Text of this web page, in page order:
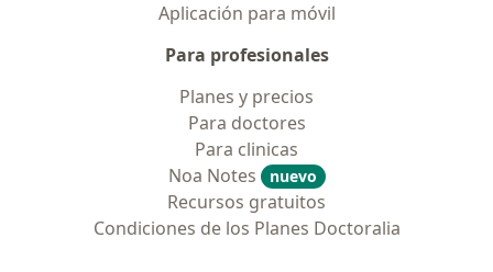
Aplicación para móvil
Para profesionales
Planes y precios
Para doctores
Para clinicas
Noa Notes
nuevo
Recursos gratuitos
Condiciones de los Planes Doctoralia